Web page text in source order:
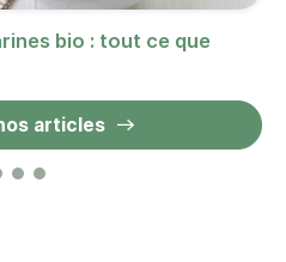
bio : tout ce que
articles